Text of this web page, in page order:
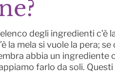
degli ingredienti
la mela si vuole la pera; se
abbia un ingrediente
farlo da soli.